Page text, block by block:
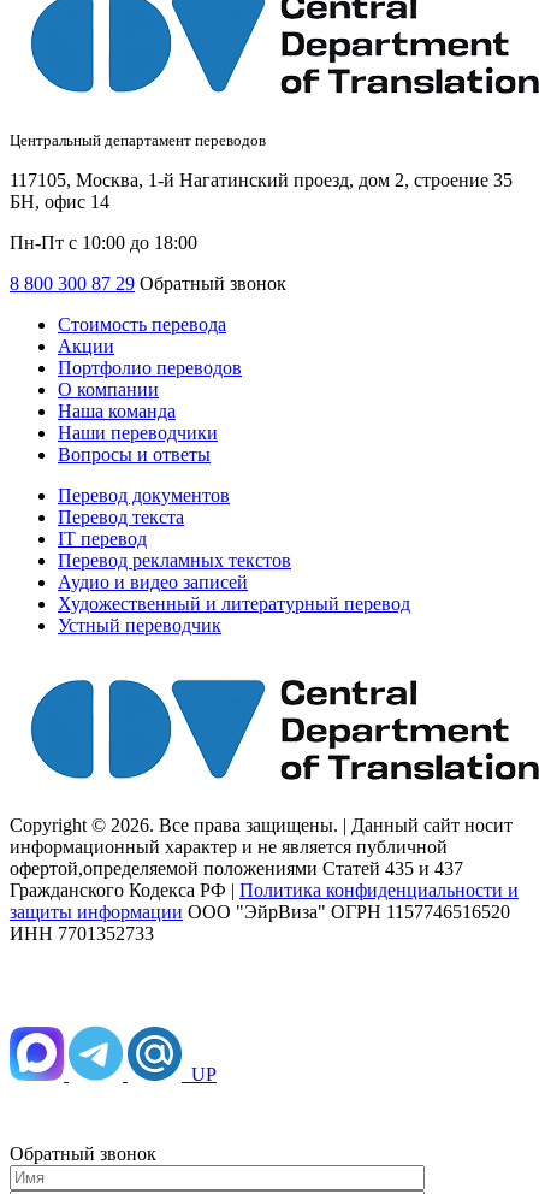
Центральный департамент переводов
117105, Москва, 1-й Нагатинский проезд, дом 2, строение 35
БН, офис 14
Пн-Пт с 10:00 до 18:00
8 800 300 87 29 Обратный звонок
Стоимость перевода
Акции
Портфолио переводов
О компании
Наша команда
Наши переводчики
Вопросы и ответы
Перевод документов
Перевод текста
IT перевод
Перевод рекламных текстов
Аудио и видео записей
Художественный и литературный перевод
Устный переводчик
Copyright © 2026. Все права защищены. | Данный сайт носит
информационный характер и не является публичной
офертой,определяемой положениями Статей 435 и 437
Гражданского Кодекса РФ | Политика конфиденциальности и
защиты информации ООО "ЭйрВиза" ОГРН 1157746516520
ИНН 7701352733
UP
Обратный звонок